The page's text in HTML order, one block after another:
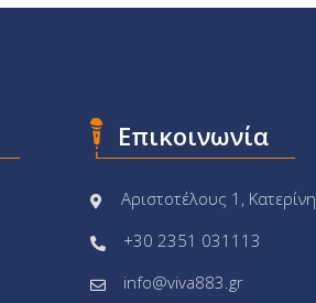
Επικοινωνία
Αριστοτέλους 1, Κατερίνη
+30 2351 031113
info@viva883.gr